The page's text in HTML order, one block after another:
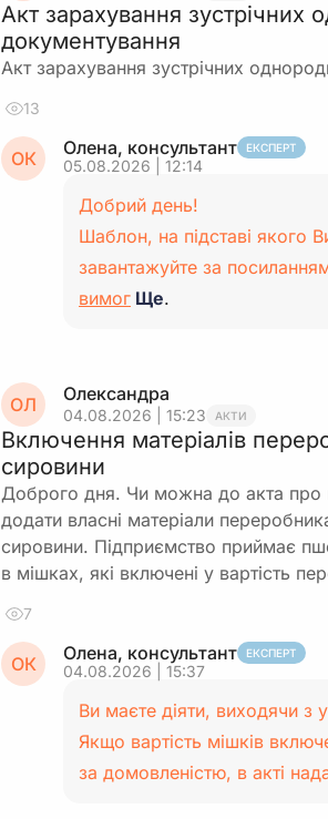
Акт зарахування зустрічних
документування
Акт зарахування зустрічних
13
ОК Олена, консультант ЕКСПЕРТ
05.08.2026 | 12:14
Добрий день!
Шаблон, на підставі якого
завантажуйте за
вимог Ще.
ОЛ Олександра
04.08.2026 | 15:23 АКТИ
Включення матеріалів
сировини
Доброго дня. Чи можна до акта про
додати власні матеріали
сировини. Підприємство приймає
в мішках, які включені у вартість
7
ОК Олена, консультант ЕКСПЕРТ
04.08.2026 | 15:37
Ви маєте діяти, виходячи з
Якщо вартість мішків
за домовленістю, в акті